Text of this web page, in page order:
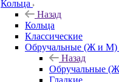
Кольца
Назад
Кольца
Классические
Обручальные (Ж и М)
Назад
Обручальные
Гладкие